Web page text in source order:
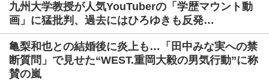
九州大学教授が人気YouTuberの「学歴マウント動
画」に猛批判、過去にはひろゆきも反発…
亀梨和也との結婚後に炎上も…「田中みな実への禁
断質問」で見せた“WEST.重岡大毅の男気行動”に称
賛の嵐